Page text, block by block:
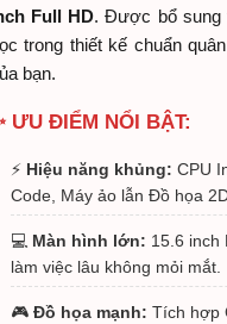
Full HD. Được bổ sung
trong thiết kế chuẩn
bạn.
ƯU ĐIỂM NỔI BẬT:
⚡ Hiệu năng khủng: CPU
Code, Máy ảo lẫn Đồ họa
💻 Màn hình lớn: 15.6 inch
làm việc lâu không mỏi mắt.
🎮Đồ họa mạnh: Tích hợp